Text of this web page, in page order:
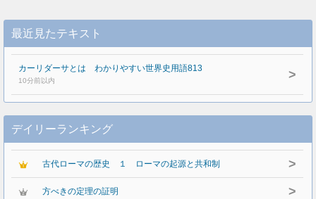
最近見たテキスト
カーリダーサとは わかりやすい世界史用語813
10分前以内 >
デイリーランキング
古代ローマの歴史 １ ローマの起源と共和制 >
方べきの定理の証明 >